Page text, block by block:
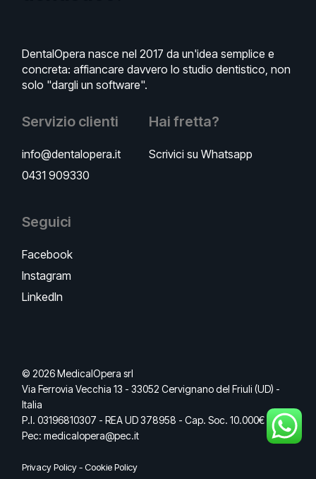
DentalOpera nasce nel 2017 da un'idea semplice e
concreta: affiancare davvero lo studio dentistico, non
solo "dargli un software".
Servizio clienti
info@dentalopera.it
0431 909330
Hai fretta?
Scrivici su Whatsapp
Seguici
Facebook
Instagram
LinkedIn
© 2026 MedicalOpera srl
Via Ferrovia Vecchia 13 - 33052 Cervignano del Friuli (UD) -
Italia
P.I. 03196810307 - REA UD 378958 - Cap. Soc. 10.000€ I.V. -
Pec: medicalopera@pec.it
Privacy Policy-Cookie Policy